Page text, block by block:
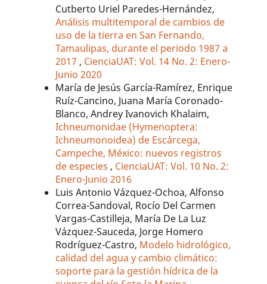
Cutberto Uriel Paredes-Hernández,
Análisis multitemporal de cambios de
uso de la tierra en San Fernando,
Tamaulipas, durante el periodo 1987 a
2017 , CienciaUAT: Vol. 14 No. 2: Enero-
Junio 2020
María de Jesús García-Ramírez, Enrique
Ruíz-Cancino, Juana María Coronado-
Blanco, Andrey Ivanovich Khalaim,
Ichneumonidae (Hymenoptera:
Ichneumonoidea) de Escárcega,
Campeche, México: nuevos registros
de especies , CienciaUAT: Vol. 10 No. 2:
Enero-Junio 2016
Luis Antonio Vázquez-Ochoa, Alfonso
Correa-Sandoval, Rocío Del Carmen
Vargas-Castilleja, María De La Luz
Vázquez-Sauceda, Jorge Homero
Rodríguez-Castro, Modelo hidrológico,
calidad del agua y cambio climático:
soporte para la gestión hídrica de la